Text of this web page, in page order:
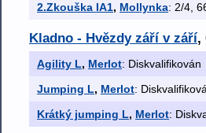
2.Zkouška IA1, Mollynka: 2/4,
Kladno - Hvězdy září v září,
Agility L, Merlot: Diskvalifikován
Jumping L, Merlot:
Krátký jumping L, Merlot: